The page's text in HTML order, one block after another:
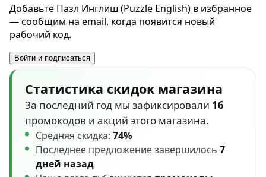
Добавьте Пазл Инглиш (Puzzle English) в избранное
— сообщим на email, когда появится новый
рабочий код.
Войти и подписаться
Статистика скидок магазина
За последний год мы зафиксировали 16
промокодов и акций этого магазина.
Средняя скидка: 74%
Последнее предложение завершилось 7
дней назад